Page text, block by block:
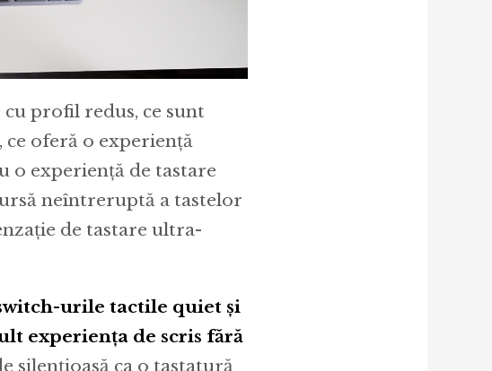
profil redus, ce sunt
oferă o experiență
o experiență de tastare
neîntreruptă a tastelor
de tastare ultra-
urile tactile quiet și
experiența de scris fără
silențioasă ca o tastatură